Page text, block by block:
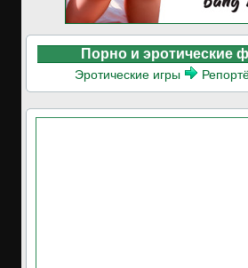
Порно и эротические
Эротические игры